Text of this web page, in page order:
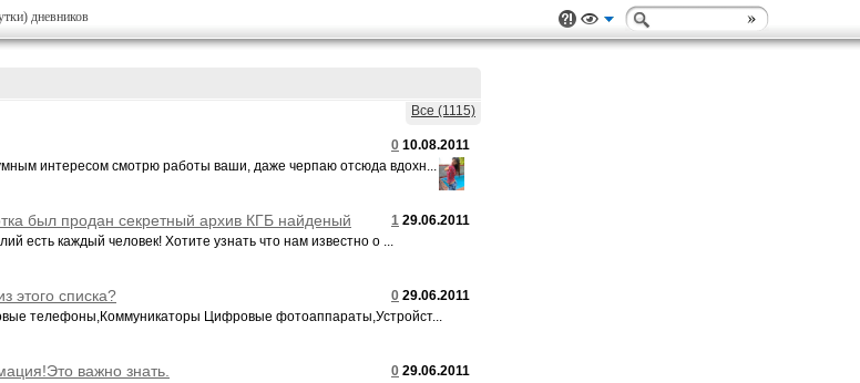
дневников
Все (1115)
0 10.08.2011
интересом смотрю работы ваши, даже черпаю отсюда вдохн...
1 29.06.2011
был продан секретный архив КГБ найденый
себя в секретной базе фамилий.
есть каждый человек! Хотите узнать что нам известно о ...
0 29.06.2011
этого списка?
телефоны,Коммуникаторы Цифровые фотоаппараты,Устройст...
0 29.06.2011
важно знать.